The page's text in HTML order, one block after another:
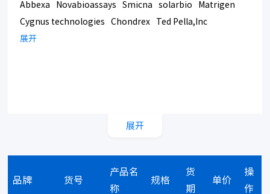
Abbexa
Novabioassays Smicna solarbio
Matrigen
Cygnus technologies
Chondrex
Ted Pella,Inc
Bmrsupply
展开
展开
品牌 货号
产品名
称
规格
货
期
单价
操
作